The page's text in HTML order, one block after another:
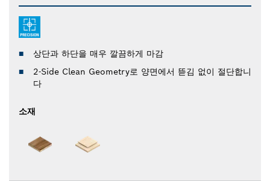
상단과 하단을 매우 깔끔하게 마감
2-Side Clean Geometry로 양면에서 뜯김 없이 절단합니
다
소재